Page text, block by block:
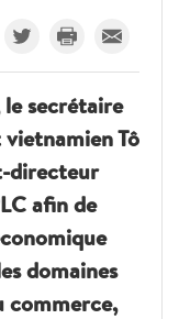
le secrétaire
Tô
directeur
afin de
domaines
commerce,